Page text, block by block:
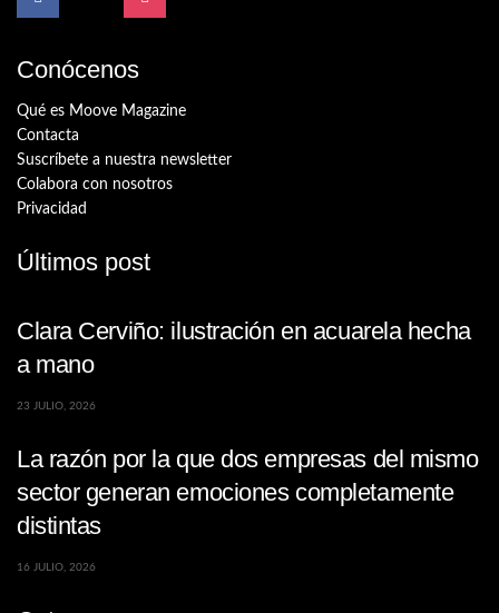
Conócenos
Qué es Moove Magazine
Contacta
Suscríbete a nuestra newsletter
Colabora con nosotros
Privacidad
Últimos post
Clara Cerviño: ilustración en acuarela hecha
a mano
23 JULIO, 2026
La razón por la que dos empresas del mismo
sector generan emociones completamente
distintas
16 JULIO, 2026